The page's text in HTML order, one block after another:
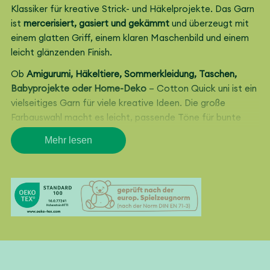
Klassiker für kreative Strick- und Häkelprojekte. Das Garn
ist mercerisiert, gasiert und gekämmt und überzeugt mit
einem glatten Griff, einem klaren Maschenbild und einem
leicht glänzenden Finish.
Ob Amigurumi, Häkeltiere, Sommerkleidung, Taschen,
Babyprojekte oder Home-Deko – Cotton Quick uni ist ein
vielseitiges Garn für viele kreative Ideen. Die große
Farbauswahl macht es leicht, passende Töne für bunte
Figuren, schöne Farbkombinationen oder schlichte
Lieblingsstücke zu finden.
Baumwollgarn für viele
kreative Projekte
Mehr lesen